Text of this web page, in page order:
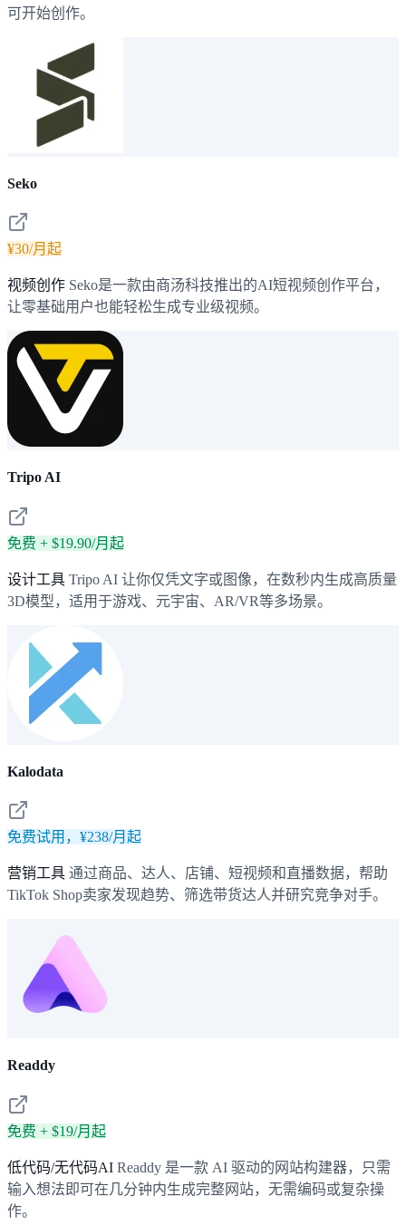
可开始创作。
Seko
¥30/月起
视频创作 Seko是一款由商汤科技推出的AI短视频创作平台，
让零基础用户也能轻松生成专业级视频。
Tripo AI
免费 + $19.90/月起
设计工具 Tripo AI 让你仅凭文字或图像，在数秒内生成高质量
3D模型，适用于游戏、元宇宙、AR/VR等多场景。
Kalodata
免费试用，¥238/月起
营销工具 通过商品、达人、店铺、短视频和直播数据，帮助
TikTok Shop卖家发现趋势、筛选带货达人并研究竞争对手。
Readdy
免费 + $19/月起
低代码/无代码AI Readdy 是一款 AI 驱动的网站构建器，只需
输入想法即可在几分钟内生成完整网站，无需编码或复杂操
作。